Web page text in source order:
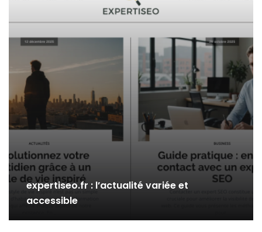
expertiseo.fr : l’actualité variée et
accessible